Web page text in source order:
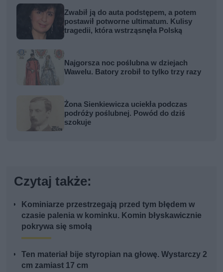
Zwabił ją do auta podstępem, a potem
postawił potworne ultimatum. Kulisy
tragedii, która wstrząsnęła Polską
Najgorsza noc poślubna w dziejach
Wawelu. Batory zrobił to tylko trzy razy
Żona Sienkiewicza uciekła podczas
podróży poślubnej. Powód do dziś
szokuje
Czytaj także:
Kominiarze przestrzegają przed tym błędem w
czasie palenia w kominku. Komin błyskawicznie
pokrywa się smołą
Ten materiał bije styropian na głowę. Wystarczy 2
cm zamiast 17 cm